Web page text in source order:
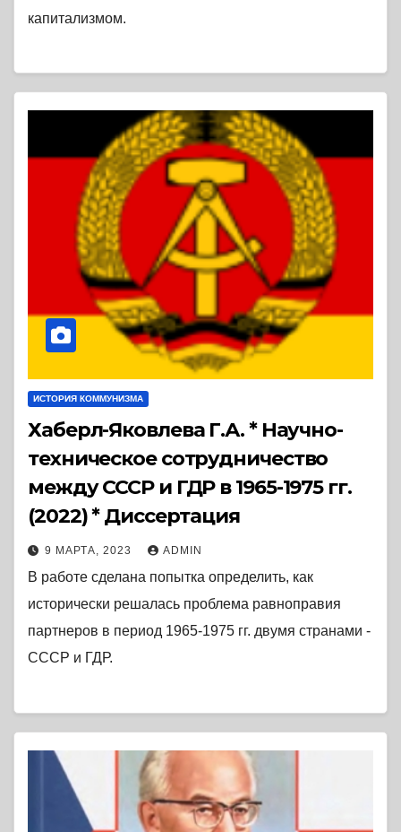
капитализмом.
ИСТОРИЯ КОММУНИЗМА
Хаберл-Яковлева Г.А. * Научно-
техническое сотрудничество
между СССР и ГДР в 1965-1975 гг.
(2022) * Диссертация
9 МАРТА, 2023 ADMIN
В работе сделана попытка определить, как
исторически решалась проблема равноправия
партнеров в период 1965-1975 гг. двумя странами -
СССР и ГДР.